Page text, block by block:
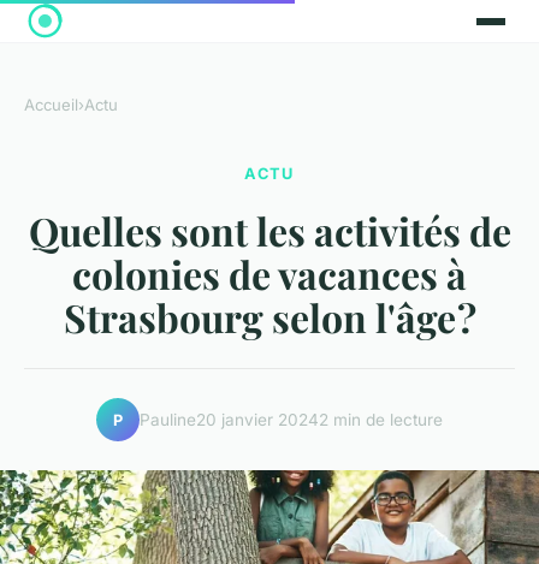
Accueil›Actu
ACTU
Quelles sont les activités de
colonies de vacances à
Strasbourg selon l'âge ?
P Pauline20 janvier 20242 min de lecture